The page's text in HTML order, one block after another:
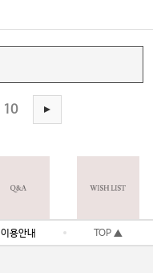
10
이용안내 TOP ▲